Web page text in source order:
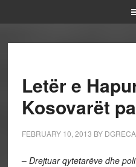
Letër e
Kosovarët
FEBRUARY 10, 2013 BY DGRECA
–Drejtuar qytetarëve dhe